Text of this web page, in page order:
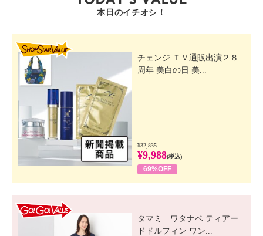
本日のイチオシ！
チェンジ ＴＶ通販出演２８
周年 美白の日 美...
¥32,835
¥9,988(税込)
69%OFF
タマミ ワタナベ ティアー
ドドルフィン ワン...